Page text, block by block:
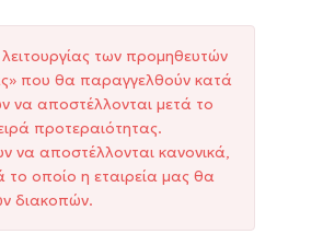
των προμηθευτών
που θα παραγγελθούν κατά
να αποστέλλονται μετά το
προτεραιότητας.
να αποστέλλονται κανονικά,
το οποίο η εταιρεία μας θα
διακοπών.